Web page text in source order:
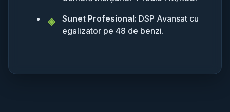
Sunet Profesional: DSP Avansat cu
egalizator pe 48 de benzi.